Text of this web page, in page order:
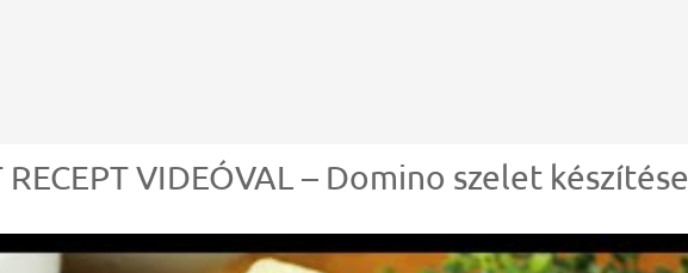
RECEPT VIDEÓVAL – Domino szelet készítése